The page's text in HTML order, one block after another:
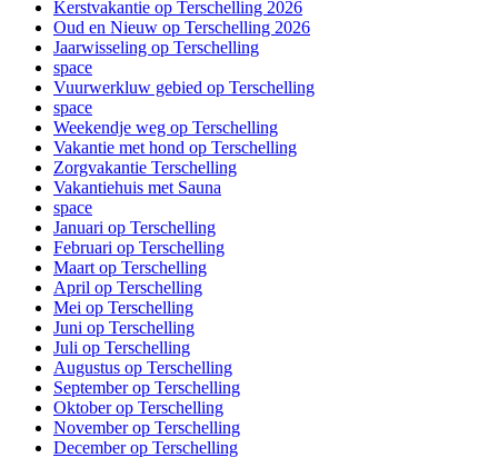
Kerstvakantie op Terschelling 2026
Oud en Nieuw op Terschelling 2026
Jaarwisseling op Terschelling
space
Vuurwerkluw gebied op Terschelling
space
Weekendje weg op Terschelling
Vakantie met hond op Terschelling
Zorgvakantie Terschelling
Vakantiehuis met Sauna
space
Januari op Terschelling
Februari op Terschelling
Maart op Terschelling
April op Terschelling
Mei op Terschelling
Juni op Terschelling
Juli op Terschelling
Augustus op Terschelling
September op Terschelling
Oktober op Terschelling
November op Terschelling
December op Terschelling